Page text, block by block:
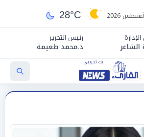
28°C
رئيس التحرير
د.محمد طعيمة